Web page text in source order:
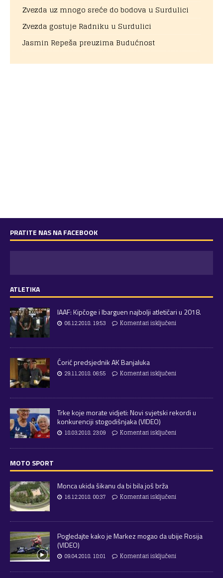
Zvezda uz mnogo sreće do bodova u Surdulici
Zvezda gostuje Radniku u Surdulici
Jasmin Repeša preuzima Budućnost
PRATITE NAS NA FACEBOOK
ATLETIKA
IAAF: Kipčoge i Ibarguen najbolji atletičari u 2018.
06.12.2018. 19:53 Komentari isključeni
Ćorić predsjednik AK Banjaluka
29.11.2018. 06:55 Komentari isključeni
Trke koje morate vidjeti: Novi svjetski rekordi u
konkurenciji stogodišnjaka (VIDEO)
18.03.2018. 23:09 Komentari isključeni
MOTO SPORT
Monca ukida šikanu da bi bila još brža
16.12.2018. 00:37 Komentari isključeni
Pogledajte kako je Markez mogao da ubije Rosija
(VIDEO)
09.04.2018. 18:01 Komentari isključeni